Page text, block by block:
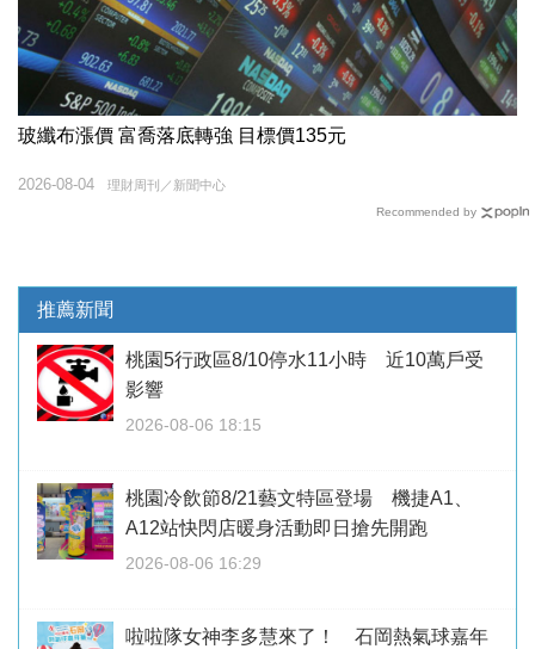
玻纖布漲價 富喬落底轉強 目標價135元
理財周刊／新聞中心
2026-08-04
Recommended by
推薦新聞
桃園5行政區8/10停水11小時 近10萬戶受
影響
2026-08-06 18:15
桃園冷飲節8/21藝文特區登場 機捷A1、
A12站快閃店暖身活動即日搶先開跑
2026-08-06 16:29
啦啦隊女神李多慧來了！ 石岡熱氣球嘉年